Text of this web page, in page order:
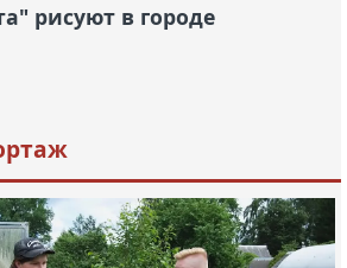
рисуют в городе